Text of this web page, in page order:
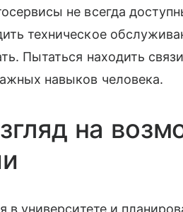
не всегда
техническое
Пытаться находить
навыков человека.
на
в университете и